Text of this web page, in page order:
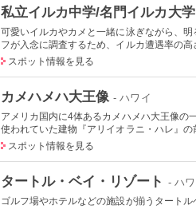
私立イルカ中学/名門イルカ大学
可愛いイルカやカメと一緒に泳ぎながら、
フが入念に調査するため、イルカ遭遇率の高
スポット情報を見る
カメハメハ大王像 - ハワイ
アメリカ国内に4体あるカメハメハ大王像の
使われていた建物『アリイオラニ・ハレ』の
スポット情報を見る
タートル・ベイ・リゾート - ハワ
ゴルフ場やホテルなどの施設が揃うタート